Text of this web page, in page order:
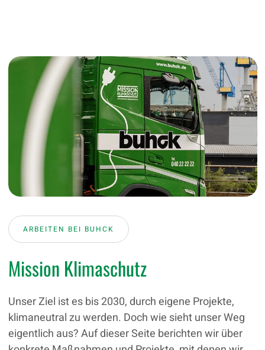
ARBEITEN BEI BUHCK
Mission Klimaschutz
Unser Ziel ist es bis 2030, durch eigene Projekte,
klimaneutral zu werden. Doch wie sieht unser Weg
eigentlich aus? Auf dieser Seite berichten wir über